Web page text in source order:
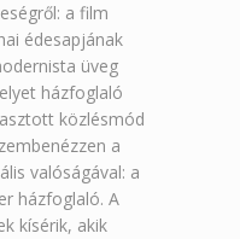
a film
édesapjának
üveg
házfoglaló
közlésmód
a
valóságával: a
házfoglaló. A
kísérik, akik